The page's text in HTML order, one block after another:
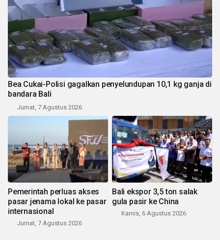
Bea Cukai-Polisi gagalkan penyelundupan 10,1 kg ganja di
bandara Bali
Jumat, 7 Agustus 2026
Pemerintah perluas akses
pasar jenama lokal ke pasar
internasional
Jumat, 7 Agustus 2026
Bali ekspor 3,5 ton salak
gula pasir ke China
Kamis, 6 Agustus 2026